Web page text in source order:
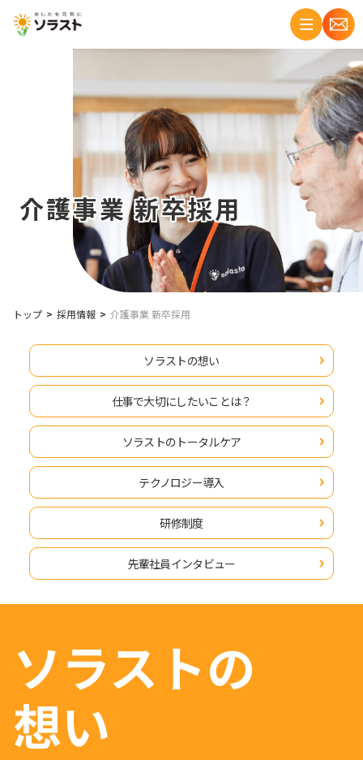
介護事業 新卒採用
トップ 採用情報 介護事業 新卒採用
ソラストの想い
仕事で大切にしたいことは？
ソラストのトータルケア
テクノロジー導入
研修制度
先輩社員インタビュー
ソラストの
想い